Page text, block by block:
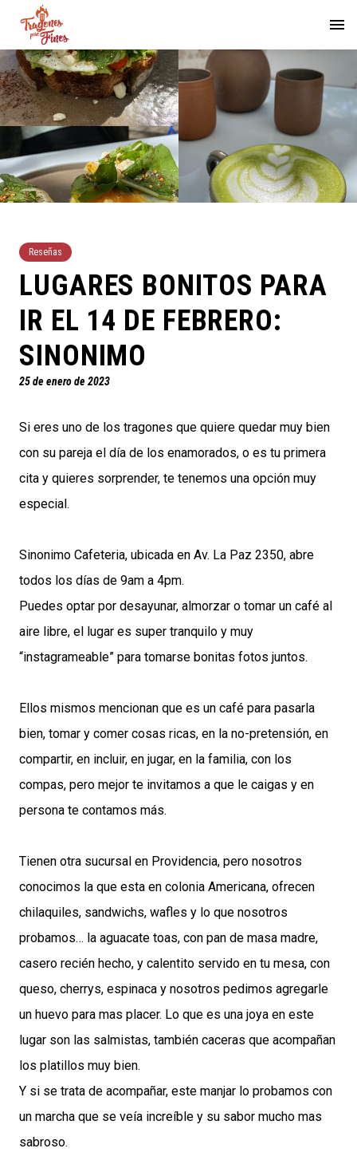
Reseñas
LUGARES BONITOS PARA
IR EL 14 DE FEBRERO:
SINONIMO
25 de enero de 2023
Si eres uno de los tragones que quiere quedar muy bien
con su pareja el día de los enamorados, o es tu primera
cita y quieres sorprender, te tenemos una opción muy
especial.
Sinonimo Cafeteria, ubicada en Av. La Paz 2350, abre
todos los días de 9am a 4pm.
Puedes optar por desayunar, almorzar o tomar un café al
aire libre, el lugar es super tranquilo y muy
“instagrameable” para tomarse bonitas fotos juntos.
Ellos mismos mencionan que es un café para pasarla
bien, tomar y comer cosas ricas, en la no-pretensión, en
compartir, en incluir, en jugar, en la familia, con los
compas, pero mejor te invitamos a que le caigas y en
persona te contamos más.
Tienen otra sucursal en Providencia, pero nosotros
conocimos la que esta en colonia Americana, ofrecen
chilaquiles, sandwichs, wafles y lo que nosotros
probamos… la aguacate toas, con pan de masa madre,
casero recién hecho, y calentito servido en tu mesa, con
queso, cherrys, espinaca y nosotros pedimos agregarle
un huevo para mas placer. Lo que es una joya en este
lugar son las salmistas, también caceras que acompañan
los platillos muy bien.
Y si se trata de acompañar, este manjar lo probamos con
un marcha que se veía increíble y su sabor mucho mas
sabroso.